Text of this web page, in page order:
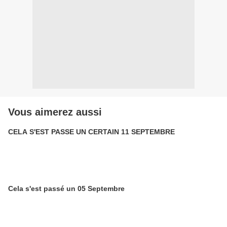
Vous aimerez aussi
CELA S'EST PASSE UN CERTAIN 11 SEPTEMBRE
Cela s'est passé un 05 Septembre